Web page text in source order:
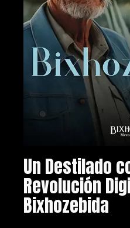
Un Destilado
Revolución
Bixhozebida